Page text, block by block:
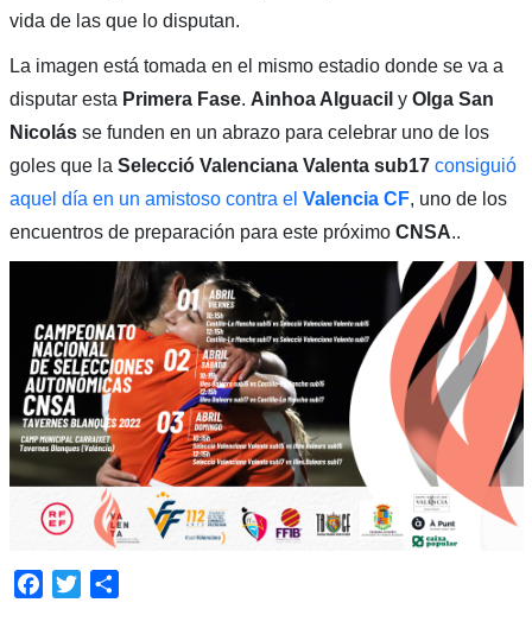
vida de las que lo disputan.
La imagen está tomada en el mismo estadio donde se va a
disputar esta Primera Fase. Ainhoa Alguacil y Olga San
Nicolásse funden en un abrazo para celebrar uno de los
goles que la Selecció Valenciana Valenta sub17 consiguió
aquel día en un amistoso contra el Valencia CF, uno de los
encuentros de preparación para este próximo CNSA..
Facebook
Twitter